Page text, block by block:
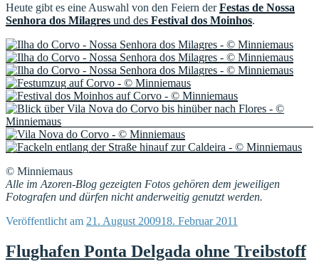
Heute gibt es eine Auswahl von den Feiern derFestas de Nossa
Senhora dos Milagres und des Festival dos Moinhos.
© Minniemaus
Alle im Azoren-Blog gezeigten Fotos gehören dem jeweiligen
Fotografen und dürfen nicht anderweitig genutzt werden.
Veröffentlicht am 21. August 200918. Februar 2011
Flughafen Ponta Delgada ohne Treibstoff